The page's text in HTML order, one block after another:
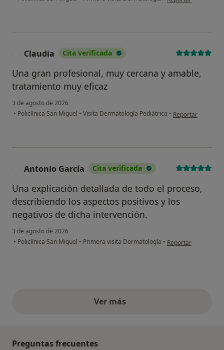
Claudia Cita verificada
Una gran profesional, muy cercana y amable,
tratamiento muy eficaz
3 de agosto de 2026
• Policlínica San Miguel • Visita Dermatología Pediátrica • en opinión del
Reportar
Antonio García Cita verificada
Una explicación detallada de todo el proceso,
describiendo los aspectos positivos y los
negativos de dicha intervención.
3 de agosto de 2026
• Policlínica San Miguel • Primera visita Dermatología • en opinión del
Reportar
Ver másopiniones anteriores
Preguntas frecuentes